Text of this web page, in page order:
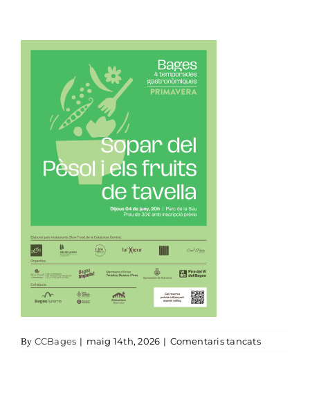
By CCBages | maig 14th, 2026 | Comentaris tancatsa